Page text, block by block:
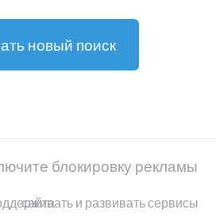
новый поиск
блокировку рекламы
Реклама помогает поддерживать и развивать сервисы сайта